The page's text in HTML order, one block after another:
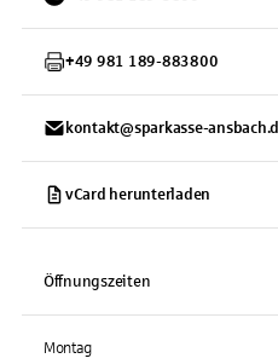
+49 981 189-883800
kontakt@sparkasse-
vCard herunterladen
Öffnungszeiten
Montag